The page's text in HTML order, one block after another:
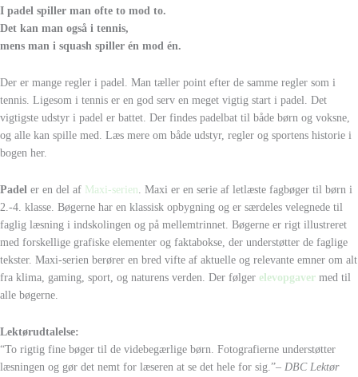
I padel spiller man ofte to mod to.
Det kan man også i tennis,
mens man i squash spiller én mod én.
Der er mange regler i padel. Man tæller point efter de samme regler som i
tennis. Ligesom i tennis er en god serv en meget vigtig start i padel. Det
vigtigste udstyr i padel er battet. Der findes padelbat til både børn og voksne,
og alle kan spille med. Læs mere om både udstyr, regler og sportens historie i
bogen her.
Padel er en del af Maxi-serien . Maxi er en serie af letlæste fagbøger til børn i
2.-4. klasse. Bøgerne har en klassisk opbygning og er særdeles velegnede til
faglig læsning i indskolingen og på mellemtrinnet. Bøgerne er rigt illustreret
med forskellige grafiske elementer og faktabokse, der understøtter de faglige
tekster. Maxi-serien berører en bred vifte af aktuelle og relevante emner om alt
fra klima, gaming, sport, og naturens verden. Der følger elevopgaver med til
alle bøgerne.
Lektørudtalelse:
“To rigtig fine bøger til de videbegærlige børn. Fotografierne understøtter
læsningen og gør det nemt for læseren at se det hele for sig.”– DBC Lektør